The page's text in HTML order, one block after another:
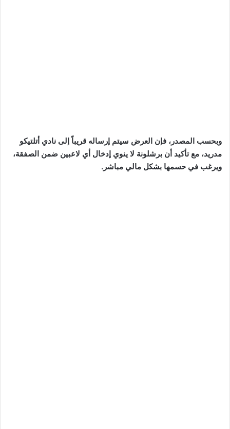
وبحسب المصدر، فإن العرض سيتم إرساله قريباً إلى نادي أتلتيكو
مدريد، مع تأكيد أن برشلونة لا ينوي إدخال أي لاعبين ضمن الصفقة،
ويرغب في حسمها بشكل مالي مباشر.